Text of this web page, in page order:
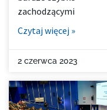
zachodzącymi
Czytaj więcej »
2 czerwca 2023